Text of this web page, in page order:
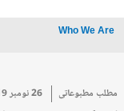
Who We Are
مطلب مطبوعاتی 26 نومبر 2019